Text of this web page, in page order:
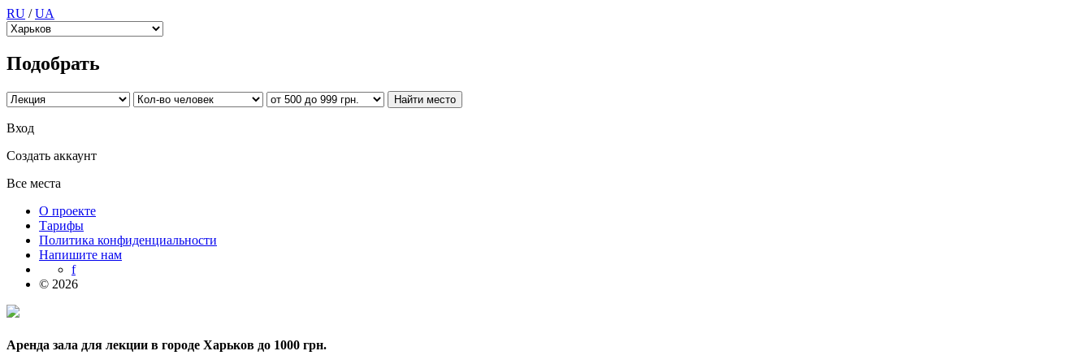
RU /UA
Подобрать
Вход
Создать аккаунт
Все места
О проекте
Тарифы
Политика конфиденциальности
Напишите нам
f
© 2026
Аренда зала для лекции в городе Харьков до 1000 грн.